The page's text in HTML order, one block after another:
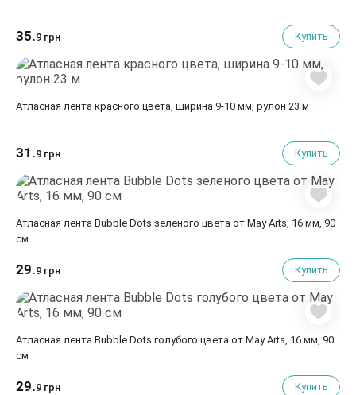
35.9 грн Купить
Атласная лента красного цвета, ширина 9-10 мм, рулон 23 м
31.9 грн Купить
Атласная лента Bubble Dots зеленого цвета от May Arts, 16 мм, 90
cм
29.9 грн Купить
Атласная лента Bubble Dots голубого цвета от May Arts, 16 мм, 90
cм
29.9 грн Купить